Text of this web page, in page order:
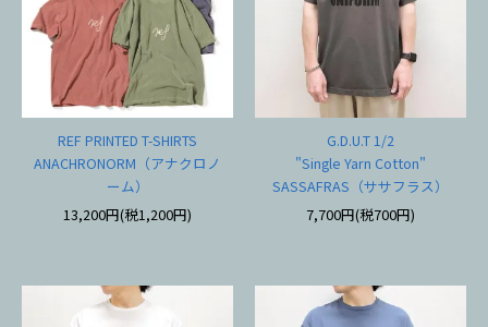
REF PRINTED T-SHIRTS
ANACHRONORM（アナクロノ
ーム）
13,200円(税1,200円)
G.D.U.T 1/2
"Single Yarn Cotton"
SASSAFRAS（ササフラス）
7,700円(税700円)